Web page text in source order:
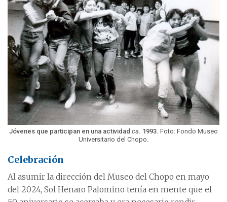
Jóvenes que participan en una actividad ca. 1993. Foto: Fondo Museo
Universitario del Chopo.
Celebración
Al asumir la dirección del Museo del Chopo en mayo
del 2024, Sol Henaro Palomino tenía en mente que el